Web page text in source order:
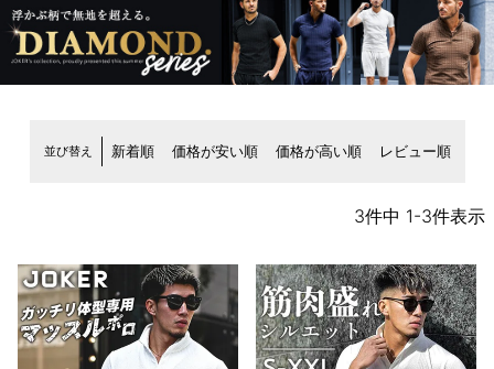
並び替え 新着順 価格が安い順 価格が高い順 レビュー順
3件中 1-3件表示